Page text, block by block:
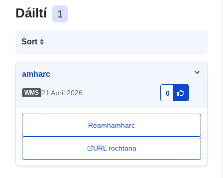
Dáiltí 1
Sort
amharc
WMS 21 April 2026 0
Réamhamharc
URL rochtana